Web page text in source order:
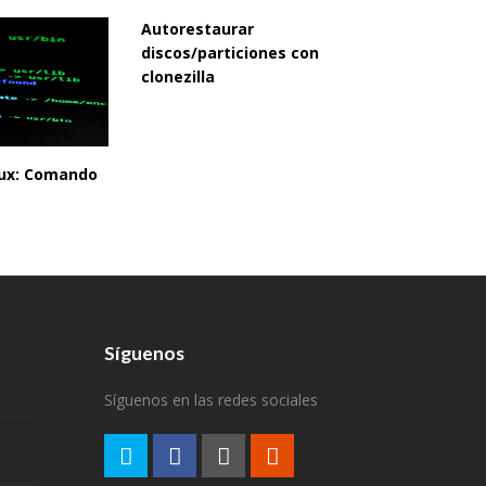
Comando
Autorestaurar
discos/particiones con
clonezilla
Síguenos
Síguenos en las redes sociales